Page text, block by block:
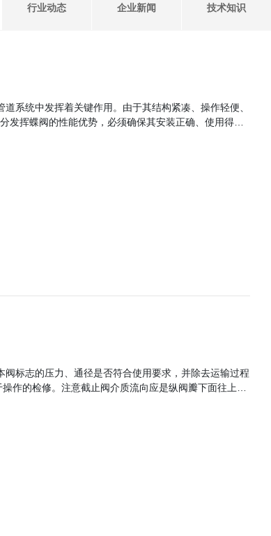
行业动态 企业新闻 技术知识
发挥蝶阀的性能优势，必须确保其安装正确、使用得
作的检修。注意截止阀介质流向应是纵阀瓣下面往上
外露的加工表面须保持清洁，清除污垢，存放时球阀应